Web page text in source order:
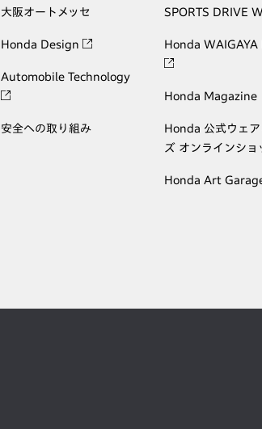
大阪オートメッセ
Honda Design
Automobile Technology
安全への取り組み
SPORTS DRIVE
Honda WAIGAYA
Honda Magazine
Honda 公式ウェア
ズ オンラインショ
Honda Art